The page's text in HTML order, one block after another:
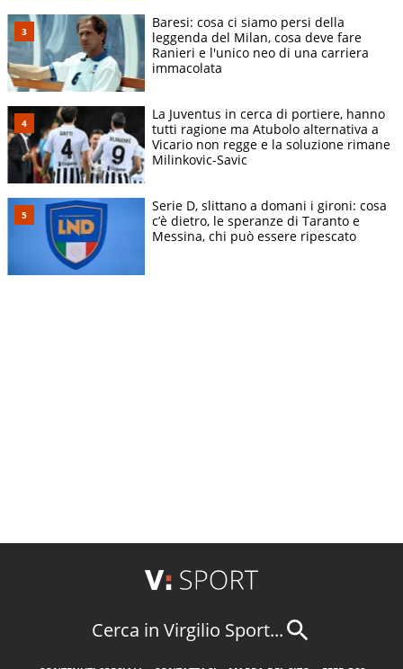
Baresi: cosa ci siamo persi della
leggenda del Milan, cosa deve fare
Ranieri e l'unico neo di una carriera
immacolata
La Juventus in cerca di portiere, hanno
tutti ragione ma Atubolo alternativa a
Vicario non regge e la soluzione rimane
Milinkovic-Savic
Serie D, slittano a domani i gironi: cosa
c’è dietro, le speranze di Taranto e
Messina, chi può essere ripescato
Cerca in Virgilio Sport...